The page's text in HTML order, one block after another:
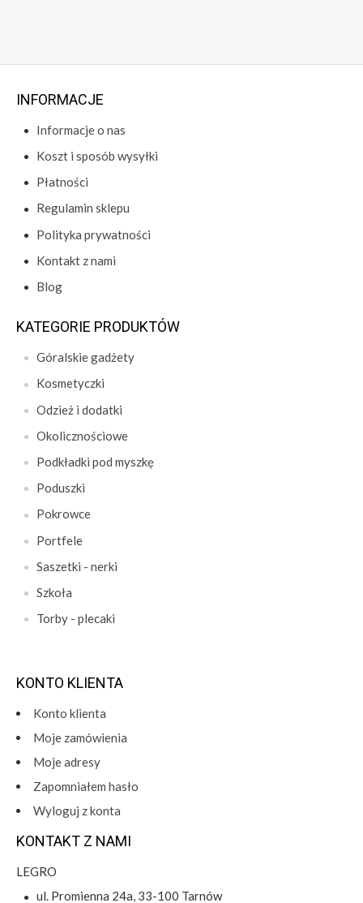
INFORMACJE
Informacje o nas
Koszt i sposób wysyłki
Płatności
Regulamin sklepu
Polityka prywatności
Kontakt z nami
Blog
KATEGORIE PRODUKTÓW
Góralskie gadżety
Kosmetyczki
Odzież i dodatki
Okolicznościowe
Podkładki pod myszkę
Poduszki
Pokrowce
Portfele
Saszetki - nerki
Szkoła
Torby - plecaki
KONTO KLIENTA
Konto klienta
Moje zamówienia
Moje adresy
Zapomniałem hasło
Wyloguj z konta
KONTAKT Z NAMI
LEGRO
ul. Promienna 24a, 33-100 Tarnów